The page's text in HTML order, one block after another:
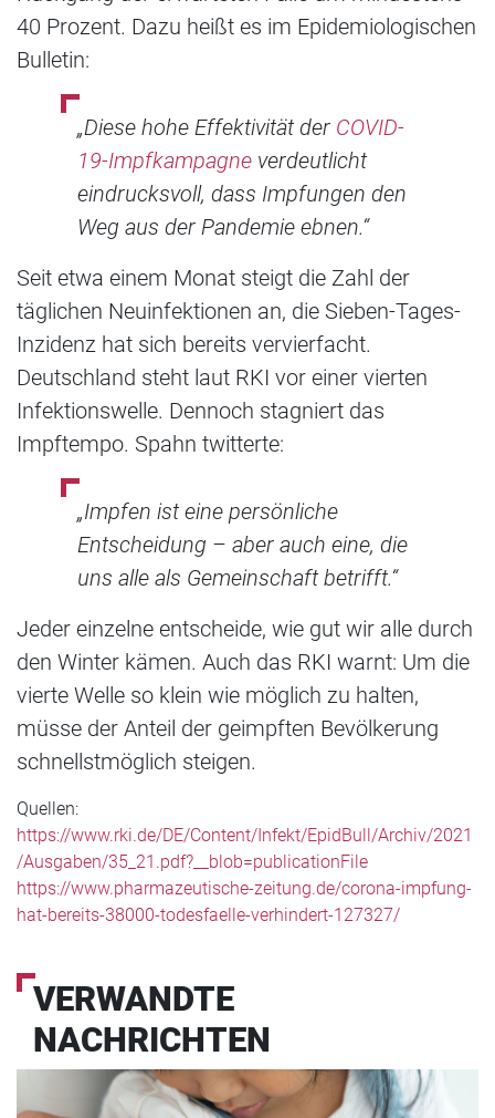
40 Prozent. Dazu heißt es im Epidemiologischen
Bulletin:
„Diese hohe Effektivität der COVID-
19-Impfkampagne verdeutlicht
eindrucksvoll, dass Impfungen den
Weg aus der Pandemie ebnen.“
Seit etwa einem Monat steigt die Zahl der
täglichen Neuinfektionen an, die Sieben-Tages-
Inzidenz hat sich bereits vervierfacht.
Deutschland steht laut RKI vor einer vierten
Infektionswelle. Dennoch stagniert das
Impftempo. Spahn twitterte:
„Impfen ist eine persönliche
Entscheidung – aber auch eine, die
uns alle als Gemeinschaft betrifft.“
Jeder einzelne entscheide, wie gut wir alle durch
den Winter kämen. Auch das RKI warnt: Um die
vierte Welle so klein wie möglich zu halten,
müsse der Anteil der geimpften Bevölkerung
schnellstmöglich steigen.
Quellen:
https://www.rki.de/DE/Content/Infekt/EpidBull/Archiv/2021
/Ausgaben/35_21.pdf?__blob=publicationFile
https://www.pharmazeutische-zeitung.de/corona-impfung-
hat-bereits-38000-todesfaelle-verhindert-127327/
VERWANDTE
NACHRICHTEN